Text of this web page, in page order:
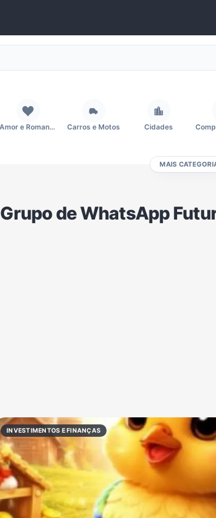
Amor e Romance Carros e Motos Cidades
Links Moda e Beleza
MAIS
Grupo de WhatsApp
INVESTIMENTOS E FINANÇAS